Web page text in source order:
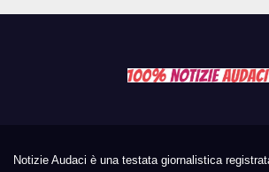
Notizie Audaci è una testata giornalistica